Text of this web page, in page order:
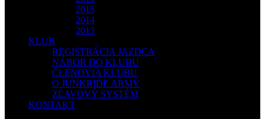
2015
2014
2013
KLUB
REGISTRÁCIA JAZDCA
NÁBOR DO KLUBU
ČLENOVIA KLUBU
O JUNKRIDE ARMY
ZĽAVOVÝ SYSTÉM
KONTAKT